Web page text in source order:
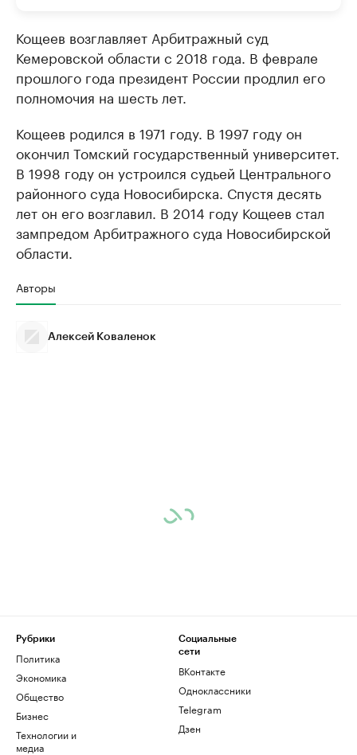
Кощеев возглавляет Арбитражный суд
Кемеровской области с 2018 года. В феврале
прошлого года президент России продлил его
полномочия на шесть лет.
Кощеев родился в 1971 году. В 1997 году он
окончил Томский государственный университет.
В 1998 году он устроился судьей Центрального
районного суда Новосибирска. Спустя десять
лет он его возглавил. В 2014 году Кощеев стал
зампредом Арбитражного суда Новосибирской
области.
Авторы
Алексей Коваленок
Рубрики
Политика
Экономика
Общество
Бизнес
Технологии и
медиа
Социальные
сети
ВКонтакте
Одноклассники
Telegram
Дзен